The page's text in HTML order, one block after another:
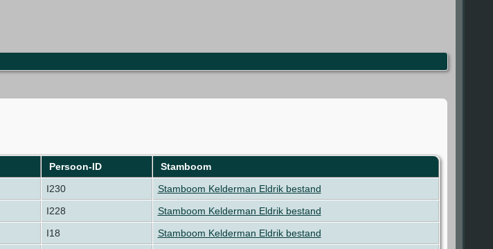
Persoon-ID
Stamboom
I230
Stamboom Kelderman Eldrik bestand
I228
Stamboom Kelderman Eldrik bestand
I18
Stamboom Kelderman Eldrik bestand